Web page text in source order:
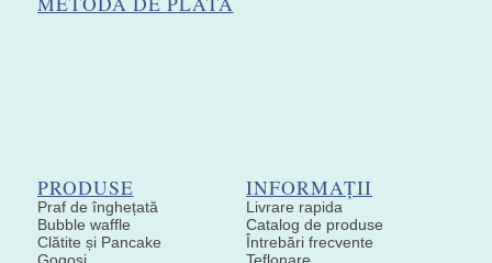
PRODUSE
Praf de înghețată
Bubble waffle
Clătite și Pancake
INFORMAȚII
Livrare rapida
Catalog de produse
Întrebări frecvente